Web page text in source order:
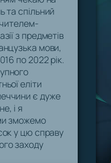
та спільний
з предметів
мови,
по 2022 рік.
еліти
є дуже
і я
зможемо
у цю справу
заходу